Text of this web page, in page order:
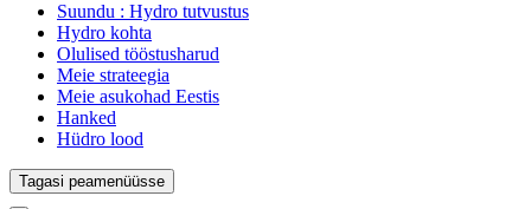
Suundu : Hydro tutvustus
Hydro kohta
Olulised tööstusharud
Meie strateegia
Meie asukohad Eestis
Hanked
Hüdro lood
Tagasi peamenüüsse